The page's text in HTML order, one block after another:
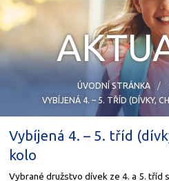
ÚVODNÍ STRÁNKA
VYBÍJENÁ 4. – 5. TŘÍD (DÍVKY,
Vybíjená 4. – 5. tříd
kolo
Vybrané družstvo dívek ze 4. a 5. tříd